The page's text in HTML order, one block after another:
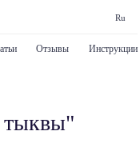
Ru
Отзывы Инструкции
тыквы"